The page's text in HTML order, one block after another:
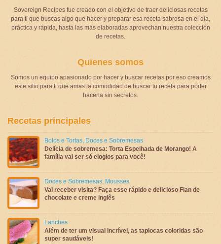
Sovereign Recipes fue creado con el objetivo de traer deliciosas recetas
para ti que buscas algo que hacer y preparar esa receta sabrosa en el día,
práctica y rápida, hasta las más elaboradas aprovechan nuestra colección
de recetas.
Quienes somos
Somos un equipo apasionado por hacer y buscar recetas por eso creamos
este sitio para ti que amas la comodidad de buscar tu receta para poder
hacerla sin secretos.
Recetas principales
Bolos e Tortas, Doces e Sobremesas
Delícia de sobremesa: Torta Espelhada de Morango! A
família vai ser só elogios para você!
Doces e Sobremesas, Mousses
Vai receber visita? Faça esse rápido e delicioso Flan de
chocolate e creme inglês
Lanches
Além de ter um visual incrível, as tapiocas coloridas são
super saudáveis!